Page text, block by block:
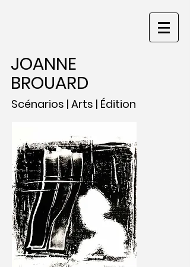
JOANNE
BROUARD
Scénarios | Arts | Édition